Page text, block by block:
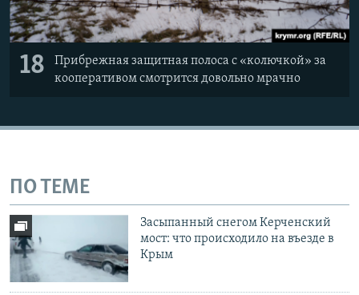
18
Прибрежная защитная полоса с «колючкой» за
кооперативом смотрится довольно мрачно
ПО ТЕМЕ
Засыпанный снегом Керченский
мост: что происходило на въезде в
Крым